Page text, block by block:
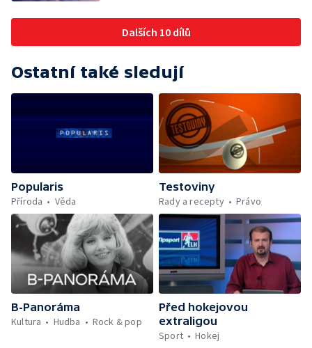
Dalších 10 dílů
Ostatní také sledují
Popularis
Příroda
Věda
Testoviny
Rady a recepty
Právo
B-Panoráma
Kultura
Hudba Rock & pop
Před hokejovou
extraligou
Sport
Hokej